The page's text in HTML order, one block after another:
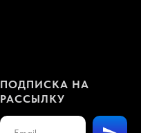
ПОДПИСКА НА
РАССЫЛКУ